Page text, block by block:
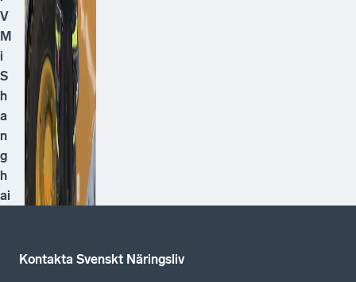
V
M
i
S
h
a
n
g
h
ai
Kontakta Svenskt Näringsliv